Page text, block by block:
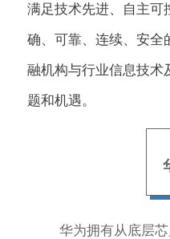
满足技术先进、自主可
确、可靠、连续、安全
融机构与行业信息技术
题和机遇。
华为拥有从底层芯